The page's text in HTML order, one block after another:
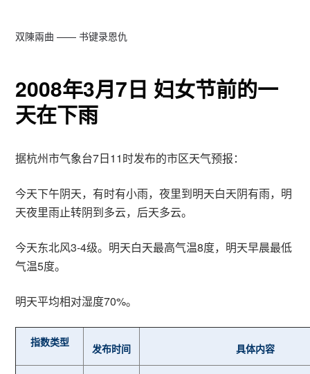
双陳兩曲 —— 书键录恩仇
2008年3月7日 妇女节前的一
天在下雨
据杭州市气象台7日11时发布的市区天气预报：
今天下午阴天，有时有小雨，夜里到明天白天阴有雨，明
天夜里雨止转阴到多云，后天多云。
今天东北风3-4级。明天白天最高气温8度，明天早晨最低
气温5度。
明天平均相对湿度70%。
指数类型
发布时间 具体内容